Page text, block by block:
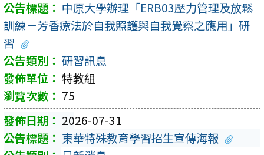
中原大學辦理「ERB03壓力管理及放鬆
訓練－芳香療法於自我照護與自我覺察之應用」研
習
研習訊息
特教組
75
2026-07-31
東華特殊教育學習招生宣傳海報